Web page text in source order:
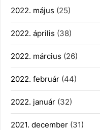
2022. május (25)
2022. április (38)
2022. március (26)
2022. február (44)
2022. január (32)
2021. december (31)